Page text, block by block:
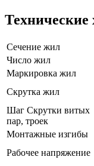
Технические
Сечение жил
Число жил
Маркировка жил
Скрутка жил
Шаг Скрутки витых
пар, троек
Монтажные изгибы
Рабочее напряжение